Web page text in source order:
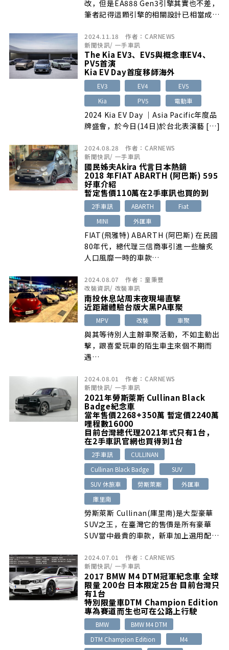
改，但是EA888 Gen3引擎其實也不差，
筆者記得這顆引擎的相關設計已相當成
題外，也導入許多新的引擎科技。
2024.11.18 作者： CARNEWS
新聞快訊/ 一手車訊
The Kia EV3、EV5與概念車EV4、
PV5首演
Kia EV Day首度移師海外
EV3 EV4
EV5
Kia
PV5 電動車
2024 Kia EV Day ｜Asia Pacific年度品
牌盛會，於今日(14日)於台北表演藝 […]
2024.08.28 作者： CARNEWS
新聞快訊/ 一手車訊
國民姊夫Akira 代言日本熱銷
2018 年FIAT ABARTH (阿巴斯) 595
好車介紹
暫定售價110萬在2手車訊也買的到
2手車訊 ABARTH
Fiat
MINI
外匯車
FIAT(飛雅特) ABARTH (阿巴斯) 在民國
80年代，總代理三信商事引進一些膾炙
人口風靡一時的車款…
2024.08.07 作者： 童秉豐
改裝資訊/ 改裝車訊
南投休息站周末夜現場直擊
近距離體驗台版大黑PA車聚
MPV 改裝 車聚
與其等待別人主辦車聚活動，不如主動出
擊，跟喜愛玩車的陌生車主來個不期而
遇…
2024.08.01 作者： CARNEWS
新聞快訊/ 一手車訊
2021年勞斯萊斯 Cullinan Black
Badge紀念車
當年售價2268+350萬 暫定價2240萬
哩程數16000
目前台灣總代理2021年式只有1台，
在2手車訊官網也買得到1台
2手車訊
CULLINAN
Cullinan Black Badge
SUV
SUV 休旅車
勞斯萊斯
外匯車
庫里南
勞斯萊斯 Cullinan(庫里南)是大型豪華
SUV之王，在臺灣它的售價是所有豪華
SUV當中最貴的車款，新車加上選用配備
2024.07.01 作者： CARNEWS
新聞快訊/ 一手車訊
2017 BMW M4 DTM冠軍紀念車 全球
限量 200台 日本限定25台 目前台灣只
有1台
特別限量車DTM Champion Edition
專為賽道而生也可在公路上行駛
BMW
BMW M4 DTM
DTM Champion Edition
M4